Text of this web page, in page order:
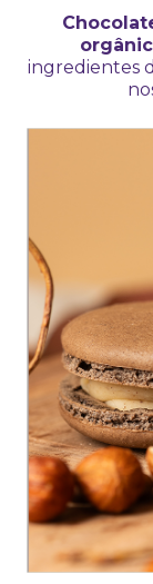
ingredientes